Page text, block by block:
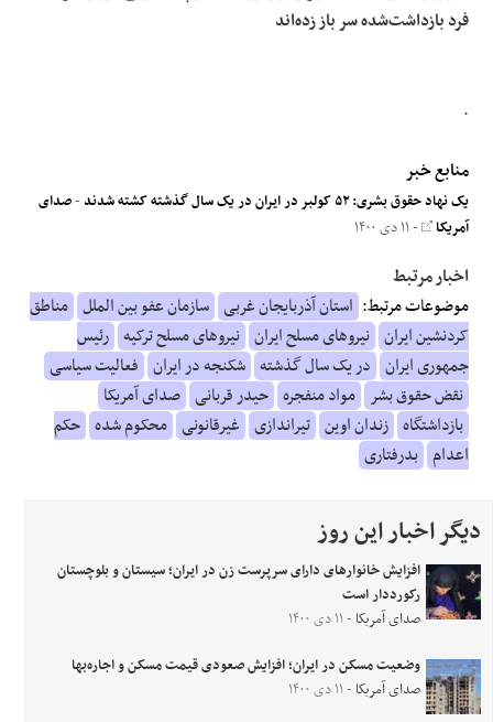
فرد بازداشت‌شده سر باز زده‌اند
.
منابع خبر
یک نهاد حقوق بشری: ۵۲ کولبر در ایران در یک سال گذشته کشته شدند -صدای
آمریکا - ۱۱ دی ۱۴۰۰
اخبار مرتبط
موضوعات مرتبط: استان آذربایجان غربی سازمان عفو بین الملل مناطق
کردنشین ایران نیروهای مسلح ایران نیروهای مسلح ترکیه رئیس
جمهوری ایران در یک سال گذشته شکنجه در ایران فعالیت سیاسی
نقض حقوق بشر مواد منفجره حیدر قربانی صدای آمریکا
بازداشتگاه زندان اوین تیراندازی غیرقانونی محکوم شده حکم
اعدام بدرفتاری
دیگر اخبار این روز
افزایش خانوارهای دارای سرپرست زن در ایران؛ سیستان و بلوچستان
رکورددار است
صدای آمریکا - ۱۱ دی ۱۴۰۰
وضعیت مسکن در ایران؛ افزایش صعودی قیمت مسکن و اجاره‌بها
صدای آمریکا - ۱۱ دی ۱۴۰۰